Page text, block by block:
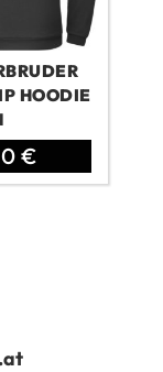
HOODIE
€Aktueller
Preis